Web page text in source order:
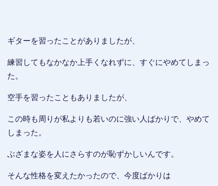
ギターを習ったことがありましたが、
練習してもなかなか上手くなれずに、すぐにやめてしまっ
た。
空手を習ったこともありましたが、
この時も周りが私よりも若いのに強い人ばかりで、やめて
しまった。
ぶざまな姿を人にさらすのが恥ずかしいんです。
そんな性格を変えたかったので、今度ばかりは